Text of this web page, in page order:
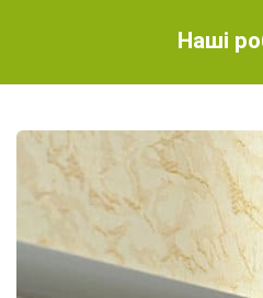
Наші